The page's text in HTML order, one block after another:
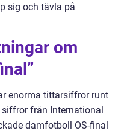
sig och tävla på
om
enorma tittarsiffror runt
från International
damfotboll OS-final